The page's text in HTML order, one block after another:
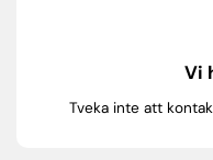
Vi
Tveka inte att